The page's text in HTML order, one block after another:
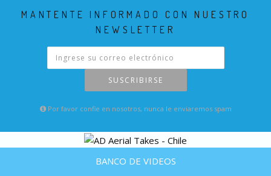
MANTENTE INFORMADO CON NUESTRO
NEWSLETTER
SUSCRIBIRSE
Por favor confie en nosotros, nunca le enviaremos spam
BANCO DE VIDEOS